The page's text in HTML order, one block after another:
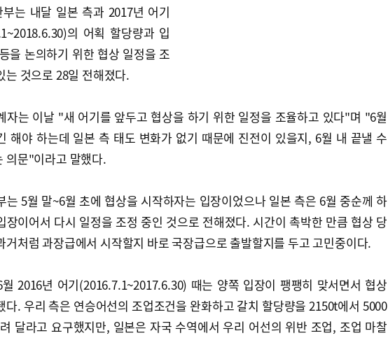
부는 내달 일본 측과 2017년 어기
의 어획 할당량과 입
을 논의하기 위한 협상 일정을 조
는 것으로 28일 전해졌다.
자는 이날 "새 어기를 앞두고 협상을 하기 위한 일정을 조율하고 있다"며 "6월
해야 하는데 일본 측 태도 변화가 없기 때문에 진전이 있을지, 6월 내 끝낼 수
의문"이라고 말했다.
는 5월 말~6월 초에 협상을 시작하자는 입장이었으나 일본 측은 6월 중순께 하
장이어서 다시 일정을 조정 중인 것으로 전해졌다. 시간이 촉박한 만큼 협상 당
거처럼 과장급에서 시작할지 바로 국장급으로 출발할지를 두고 고민중이다.
2016년 어기(2016.7.1~2017.6.30) 때는 양쪽 입장이 팽팽히 맞서면서 협상
다. 우리 측은 연승어선의 조업조건을 완화하고 갈치 할당량을 2150t에서 5000
달라고 요구했지만, 일본은 자국 수역에서 우리 어선의 위반 조업, 조업 마찰